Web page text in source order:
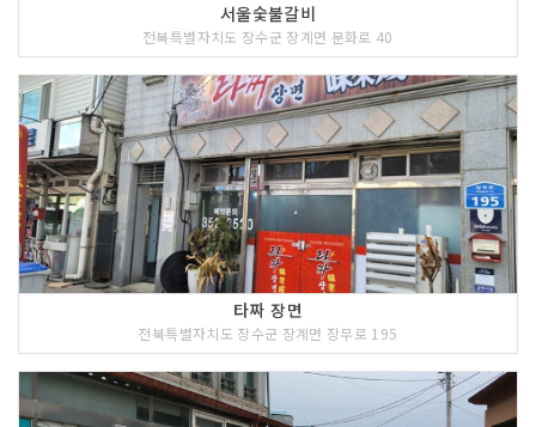
서울숯불갈비
전북특별자치도 장수군 장계면 문화로 40
타짜 장면
전북특별자치도 장수군 장계면 장무로 195